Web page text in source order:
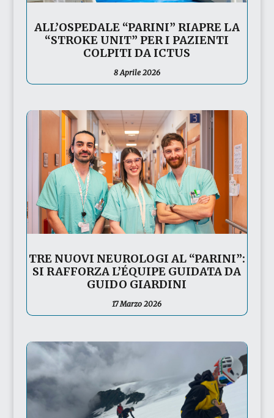
ALL’OSPEDALE “PARINI” RIAPRE LA
“STROKE UNIT” PER I PAZIENTI
COLPITI DA ICTUS
8 Aprile 2026
TRE NUOVI NEUROLOGI AL “PARINI”:
SI RAFFORZA L’ÉQUIPE GUIDATA DA
GUIDO GIARDINI
17 Marzo 2026